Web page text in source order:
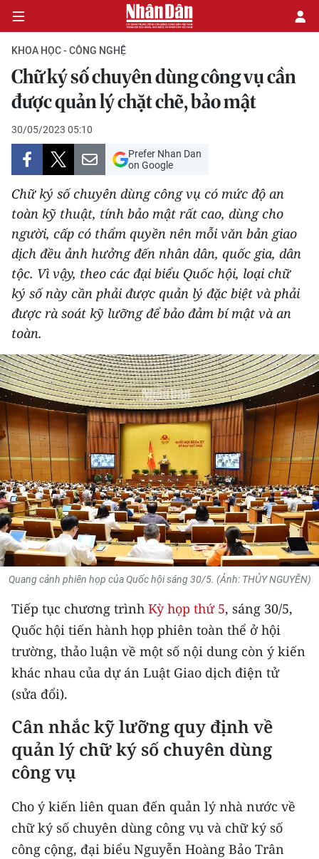
CHÍNH TRỊ
KINH TẾ
VĂN HÓA
XÃ HỘI
PHÁP LUẬT
DU LỊCH
THẾ GIỚI
THỂ THAO
GIÁO DỤC
Y TẾ
KHOA HỌC - CÔNG NGHỆ
MÔI TRƯỜNG
BẠN ĐỌC
KIỂM CHỨNG THÔNG TIN
TRI THỨC CHUYÊN SÂU
54 DÂN TỘC VIỆT NAM
CHƯƠNG TRÌNH OCOP - MỖI XÃ
MỘT SẢN PHẨM
MEDIA CENTER
E-Magazine
Video
Media Chính trị
KHOA HỌC - CÔNG NGHỆ
Chữ ký số chuyên dùng công vụ cần
được quản lý chặt chẽ, bảo mật
30/05/2023 05:10
Prefer Nhan Dan
on Google
Chữ ký số chuyên dùng công vụ có mức độ an
toàn kỹ thuật, tính bảo mật rất cao, dùng cho
người, cấp có thẩm quyền nên mỗi văn bản giao
dịch đều ảnh hưởng đến nhân dân, quốc gia, dân
tộc. Vì vậy, theo các đại biểu Quốc hội, loại chữ
ký số này cần phải được quản lý đặc biệt và phải
được rà soát kỹ lưỡng để bảo đảm bí mật và an
toàn.
Quang cảnh phiên họp của Quốc hội sáng 30/5. (Ảnh: THỦY NGUYÊN)
Tiếp tục chương trình Kỳ họp thứ 5, sáng 30/5,
Quốc hội tiến hành họp phiên toàn thể ở hội
trường, thảo luận về một số nội dung còn ý kiến
khác nhau của dự án Luật Giao dịch điện tử
(sửa đổi).
Cân nhắc kỹ lưỡng quy định về
quản lý chữ ký số chuyên dùng
công vụ
Cho ý kiến liên quan đến quản lý nhà nước về
chữ ký số chuyên dùng công vụ và chữ ký số
công cộng, đại biểu Nguyễn Hoàng Bảo Trân